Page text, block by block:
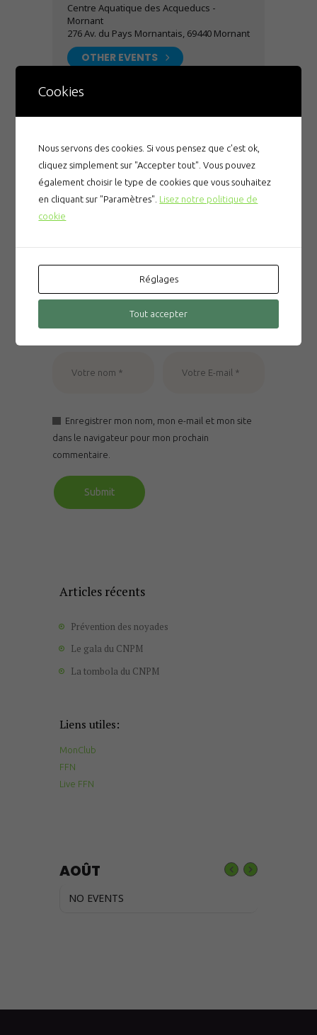
Centre Aquatique des Acqueducs -
Mornant
276 Av. du Pays Mornantais, 69440 Mornant
OTHER EVENTS
Leave a comment
Enregistrer mon nom, mon e-mail et mon site
dans le navigateur pour mon prochain
commentaire.
Articles récents
Prévention des noyades
Le gala du CNPM
La tombola du CNPM
Liens utiles:
MonClub
FFN
Live FFN
AOÛT
NO EVENTS
Cookies
Nous servons des cookies. Si vous pensez que c'est ok,
cliquez simplement sur "Accepter tout". Vous pouvez
également choisir le type de cookies que vous souhaitez
en cliquant sur "Paramètres". Lisez notre politique de
cookie
Réglages
Tout accepter